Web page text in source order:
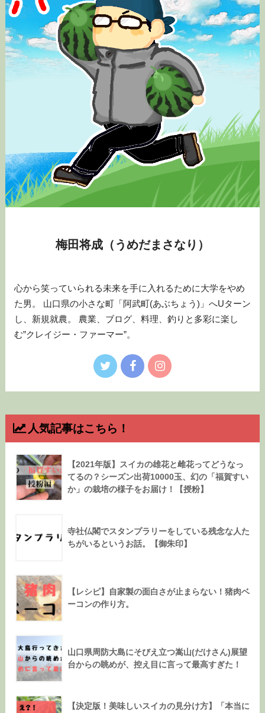
梅田将成（うめだまさなり）
心から笑っていられる未来を手に入れるために大学をやめ
た男。 山口県の小さな町「阿武町(あぶちょう)」へUターン
し、新規就農。 農業、ブログ、料理、釣りと多彩に楽し
む”クレイジー・ファーマー”。
人気記事はこちら！
【2021年版】スイカの雄花と雌花ってどうなっ
てるの？シーズン出荷10000玉、幻の「福賀すい
か」の栽培の様子をお届け！【授粉】
寺社仏閣でスタンプラリーをしている残念な人た
ちがいるというお話。【御朱印】
【レシピ】自家製の面白さが止まらない！猪肉ベ
ーコンの作り方。
山口県周防大島にそびえ立つ嵩山(だけさん)展望
台からの眺めが、控え目に言って最高すぎた！
【決定版！美味しいスイカの見分け方】「本当に